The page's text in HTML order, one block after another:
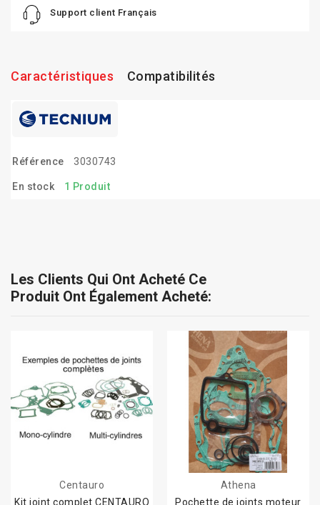
Support client Français
Caractéristiques Compatibilités
Référence 3030743
En stock 1 Produit
Les Clients Qui Ont Acheté Ce
Produit Ont Également Acheté:
Centauro
Kit joint complet CENTAURO
Athena
Pochette de joints moteur